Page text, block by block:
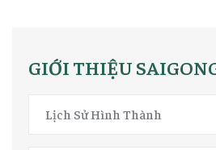
GIỚI THIỆU
Lịch Sử Hình Thành